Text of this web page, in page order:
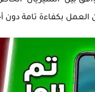
العمل بكفاءة تامة دون